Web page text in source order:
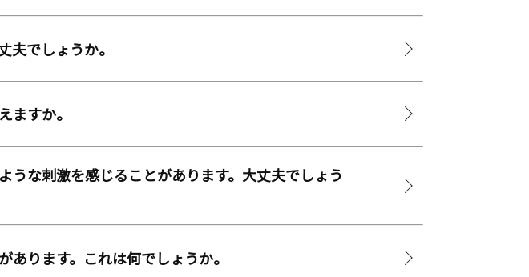
夫でしょうか。
ますか。
うな刺激を感じることがあります。大丈夫でしょう
ります。これは何でしょうか。